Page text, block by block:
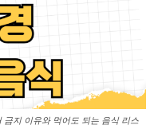
지 이유와 먹어도 되는 음식 리스